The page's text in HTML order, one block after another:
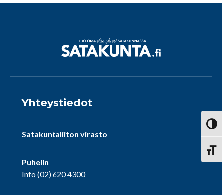
Yhteystiedot
Satakuntaliiton virasto
Puhelin
Info(02) 620 4300